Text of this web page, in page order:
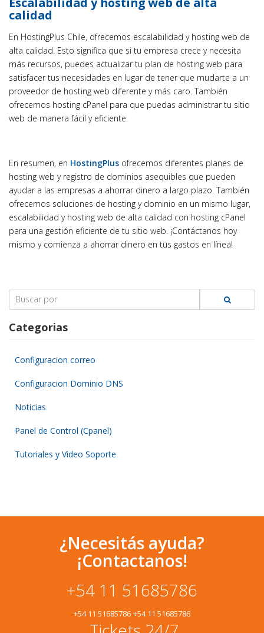
calidad
En HostingPlus Chile, ofrecemos escalabilidad y hosting web de
alta calidad. Esto significa que si tu empresa crece y necesita
más recursos, puedes actualizar tu plan de hosting web para
satisfacer tus necesidades en lugar de tener que mudarte a un
proveedor de hosting web diferente y más caro. También
ofrecemos hosting cPanel para que puedas administrar tu sitio
web de manera fácil y eficiente.
En resumen, en HostingPlus ofrecemos diferentes planes de
hosting web y registro de dominios asequibles que pueden
ayudar a las empresas a ahorrar dinero a largo plazo. También
ofrecemos soluciones de hosting y dominio en un mismo lugar,
escalabilidad y hosting web de alta calidad con hosting cPanel
para una gestión eficiente de tu sitio web. ¡Contáctanos hoy
mismo y comienza a ahorrar dinero en tus gastos en línea!
Search
for:
Categorias
Configuracion correo
Configuracion Dominio DNS
Noticias
Panel de Control (Cpanel)
Tutoriales y Video Soporte
¿Necesitás ayuda?
¡Contactanos!
+54 11 51685786
+54 11 51685786 +54 11 51685786